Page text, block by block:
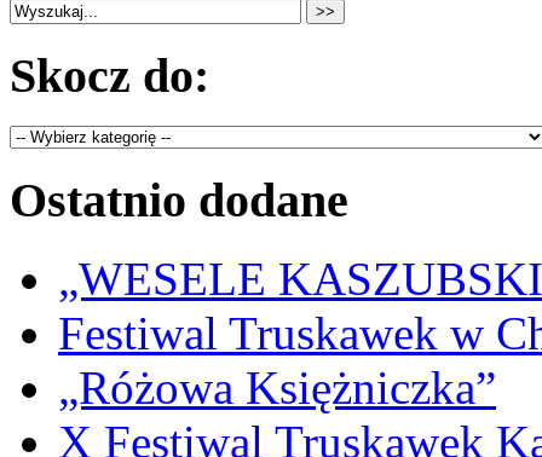
Skocz do:
Ostatnio dodane
„WESELE
Festiwal Truskawek w
„Różowa Księżniczka”
X Festiwal Truskawek